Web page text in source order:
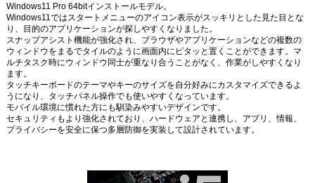
Windows11 Pro 64bitインストールモデル。
Windows11ではスタートメニューのアイコン表示がスッキリとした見た目とな
り、目的のアプリケーションが探しやすくなりました。
スナップアシスト機能が強化され、ブラウザやアプリケーションなどの複数の
ウィンドウをまるでタイルのように画面内にピタッと置くことができます。マ
ルチタスク時にウィンドウ同士が重なり合うことがなく、作業がしやすくなり
ます。
タッチキーボードのテーマやキーのサイズを自分好みにカスタマイズできるよ
うになり、タッチパネル操作でも使いやすくなっています。
モバイル環境に慣れた方にも馴染みやすいデザインです。
セキュリティもより強化されており、ハードウェアと連携し、アプリ、情報、
プライバシーを安全に保つ多層防御を実装して設計されています。